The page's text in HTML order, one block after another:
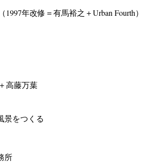
（1997年改修＝有馬裕之＋Urban Fourth）
高藤万葉
景をつくる
所